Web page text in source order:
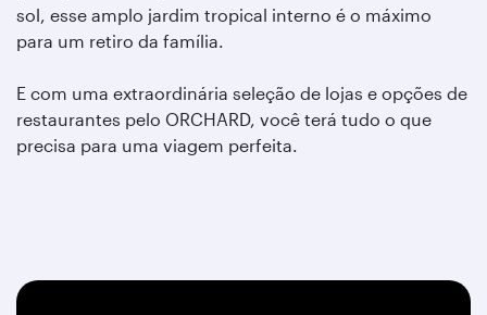
sol, esse amplo jardim tropical interno é o máximo
para um retiro da família.
E com uma extraordinária seleção de lojas e opções de
restaurantes pelo ORCHARD, você terá tudo o que
precisa para uma viagem perfeita.